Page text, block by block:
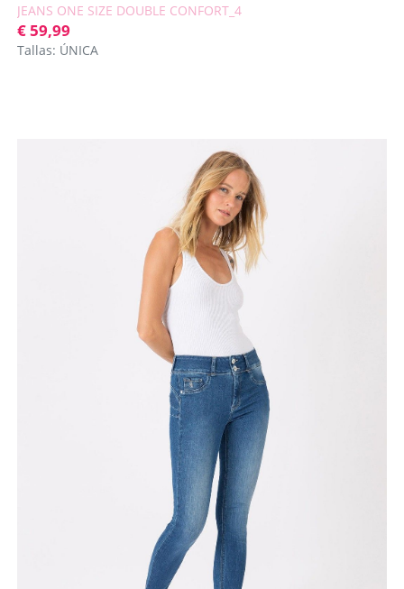
JEANS ONE SIZE DOUBLE CONFORT_4
€ 59,99
Tallas: ÚNICA